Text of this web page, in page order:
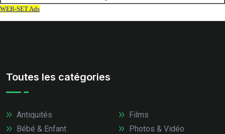
Toutes les catégories
Antiquités
Bébé & Enfant
Films
Photos & Vidéo